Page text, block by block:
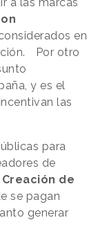
a las marcas
en
Por otro
y es el
las
para
de
de
se pagan
generar